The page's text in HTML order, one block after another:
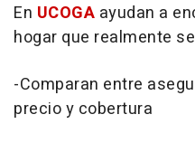
En UCOGA ayudan a
hogar que realmente
-Comparan entre
precio y cobertura